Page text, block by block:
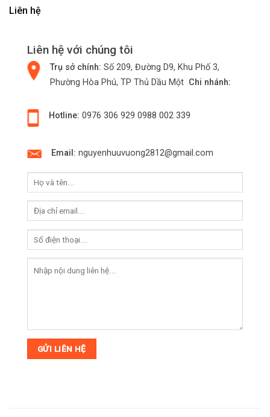
Liên hệ
Liên hệ với chúng tôi
Trụ sở chính: Số 209, Đường D9, Khu Phố 3,
Phường Hòa Phú, TP Thủ Dầu Một Chi nhánh:
Hotline: 0976 306 929 0988 002 339
Email: nguyenhuuvuong2812@gmail.com